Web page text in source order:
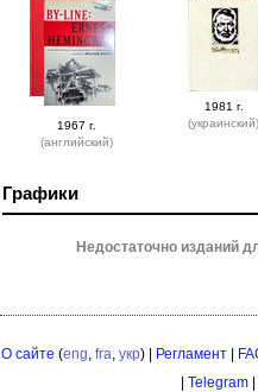
1967 г.
(английский)
1981 г.
(украинский)
Графики
Недостаточно изданий
О сайте (eng, fra, укр) | Регламент|
Telegram